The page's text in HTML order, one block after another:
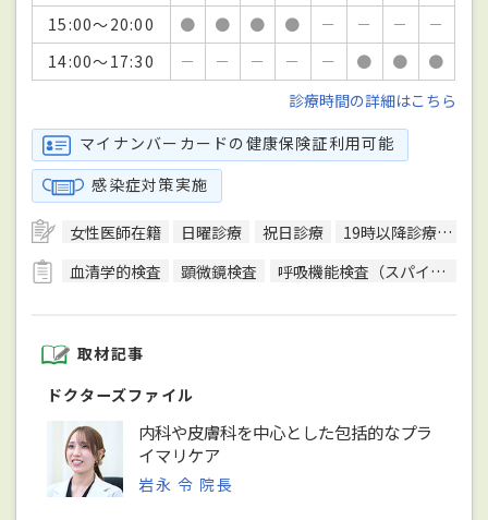
15:00～20:00
● ● ● ● － － －
－
14:00～17:30
－ － － － － ● ●
●
診療時間の詳細はこちら
マイナンバーカードの健康保険証利用可能
感染症対策実施
女性医師在籍 日曜診療 祝日診療 19時以降診療可
血清学的検査
顕微鏡検査 呼吸機能検査（スパイロメトリー）
取材記事
ドクターズファイル
内科や皮膚科を中心とした包括的なプラ
イマリケア
岩永 令 院長